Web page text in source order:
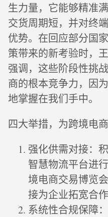
生力量，它能够精准
交货周期短，并对终
优势。在回应部分国
策带来的新考验时，
强调，这些阶段性挑
商的根本竞争力，因
地掌握在我们手中。
四大举措，为跨境电
强化供需对接：
智慧物流平台进
境电商交易博览
接为企业拓宽合作
系统性合规保障